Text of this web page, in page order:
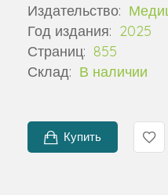
Издательство:
Год издания: 2025
Страниц: 855
Склад: В наличии
Купить